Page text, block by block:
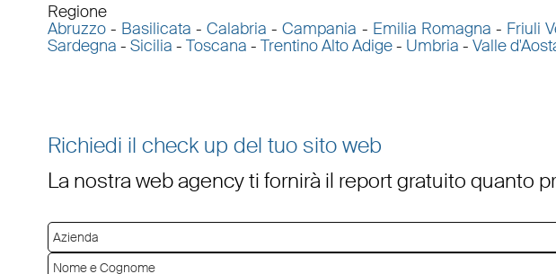
Regione
Abruzzo- Basilicata -Calabria -Campania - Emilia Romagna - Friuli
Sardegna - Sicilia - Toscana - Trentino Alto Adige- Umbria - Valle
Richiedi il check up del tuo sito web
La nostra web agency ti fornirà il report gratuito quanto